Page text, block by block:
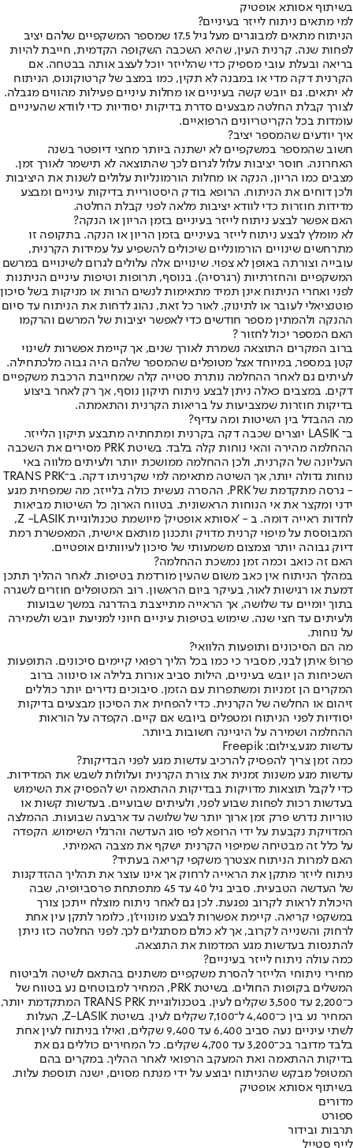
בשיתוף אסותא אופטיק
למי מתאים ניתוח לייזר בעיניים?
הניתוח מתאים למבוגרים מעל גיל 17.5 שמספר המשקפיים שלהם יציב
לפחות שנה. קרנית העין, שהיא השכבה השקופה הקדמית, חייבת להיות
בריאה ובעלת עובי מספיק כדי שהלייזר יוכל לעצב אותה בבטחה. אם
הקרנית דקה מדי או במבנה לא תקין, כמו במצב של קרטוקונוס, הניתוח
לא יתאים. גם יובש קשה בעיניים או מחלות עיניים פעילות מהווים מגבלה.
לצורך קבלת החלטה מבצעים סדרת בדיקות יסודיות כדי לוודא שהעיניים
עומדות בכל הקריטריונים הרפואיים.
איך יודעים שהמספר יציב?
חשוב שהמספר במשקפיים לא ישתנה ביותר מחצי דיופטר בשנה
האחרונה. חוסר יציבות עלול לגרום לכך שהתוצאה לא תישמר לאורך זמן.
מצבים כמו הריון, הנקה או מחלות הורמונליות עלולים לשנות את היציבות
ולכן דוחים את הניתוח. הרופא בודק היסטוריית בדיקות עיניים ומבצע
מדידות חוזרות כדי לוודא יציבות מלאה לפני קבלת החלטה.
האם אפשר לבצע ניתוח לייזר בעיניים בזמן הריון או הנקה?
לא מומלץ לבצע ניתוח לייזר בעיניים בזמן הריון או הנקה. בתקופה זו
מתרחשים שינויים הורמונליים שיכולים להשפיע על עמידות הקרנית,
עובייה וצורתה באופן לא צפוי. שינויים אלה עלולים לגרום לשינויים במרשם
המשקפיים והחזרתיות (רגרסיה). בנוסף, תרופות וטיפות עיניים הניתנות
לפני ואחרי הניתוח אינן תמיד מתאימות לנשים הרות או מניקות בשל סיכון
פוטנציאלי לעובר או לתינוק. לאור כל זאת, נהוג לדחות את הניתוח עד סיום
ההנקה ולהמתין מספר חודשים כדי לאפשר יציבות של המרשם והרקמו
האם המספר יכול לחזור ?
ברוב המקרים התוצאה נשמרת לאורך שנים, אך קיימת אפשרות לשינוי
קטן במספר, במיוחד אצל מטופלים שהמספר שלהם היה גבוה מלכתחילה.
לעיתים גם לאחר ההחלמה נותרת סטייה קלה שמחייבת הרכבת משקפיים
דקים. במצבים כאלה ניתן לבצע ניתוח תיקון נוסף, אך רק לאחר ביצוע
בדיקות חוזרות שמצביעות על בריאות הקרנית והתאמתה.
מה ההבדל בין השיטות ומה עדיף?
ב־ LASIK יוצרים שכבה דקה בקרנית ומתחתיה מתבצע תיקון הלייזר.
ההחלמה מהירה והאי נוחות קלה בלבד. בשיטת PRK מסירים את השכבה
העליונה של הקרנית, ולכן ההחלמה ממושכת יותר ולעיתים מלווה באי
נוחות גדולה יותר, אך השיטה מתאימה למי שקרניתו דקה. ב־TRANS PRK
- גרסה מתקדמת של PRK, ההסרה נעשית כולה בלייזר, מה שמפחית מגע
ידני ומקצר את אי הנוחות הראשונית. בטווח הארוך, כל השיטות מביאות
לחדות ראייה דומה. ב - 'אסותא אופטיק' מיושמת טכנולוגיית Z -LASIK,
המבוססת על מיפוי קרנית מדויק ותכנון מותאם אישית, המאפשרת רמת
דיוק גבוהה יותר וצמצום משמעותי של סיכון לעיוותים אופטיים.
האם זה כואב וכמה זמן נמשכת ההחלמה?
במהלך הניתוח אין כאב משום שהעין מורדמת בטיפות. לאחר ההליך תתכן
דמעת או רגישות לאור, בעיקר ביום הראשון. רוב המטופלים חוזרים לשגרה
בתוך יומיים עד שלושה, אך הראייה מתייצבת בהדרגה במשך שבועות
ולעיתים עד חצי שנה. שימוש בטיפות עיניים חיוני למניעת יובש ולשמירה
על נוחות.
מה הם הסיכונים ותופעות הלוואי?
פרופ' איתן לבני, מסביר כי כמו בכל הליך רפואי קיימים סיכונים. התופעות
השכיחות הן יובש בעיניים, הילות סביב אורות בלילה או סינוור. ברוב
המקרים הן זמניות ומשתפרות עם הזמן. סיבוכים נדירים יותר כוללים
זיהום או החלשה של הקרנית. כדי להפחית את הסיכון מבצעים בדיקות
יסודיות לפני הניתוח ומטפלים ביובש אם קיים. הקפדה על הוראות
ההחלמה ושמירה על היגיינה חשובות ביותר.
עדשות מגע,צילום: Freepik
כמה זמן צריך להפסיק להרכיב עדשות מגע לפני הבדיקות?
עדשות מגע משנות זמנית את צורת הקרנית ועלולות לשבש את המדידות.
כדי לקבל תוצאות מדויקות בבדיקות ההתאמה יש להפסיק את השימוש
בעדשות רכות לפחות שבוע לפני, ולעיתים שבועיים. בעדשות קשות או
טוריות נדרש פרק זמן ארוך יותר של שלושה עד ארבעה שבועות. ההמלצה
המדויקת נקבעת על ידי הרופא לפי סוג העדשה והרגלי השימוש. הקפדה
על כלל זה מבטיחה שמיפוי הקרנית ישקף את מצבה האמיתי.
האם למרות הניתוח אצטרך משקפי קריאה בעתיד?
ניתוח לייזר מתקן את הראייה לרחוק אך אינו עוצר את תהליך ההזדקנות
של העדשה הטבעית. סביב גיל 40 עד 45 מתפתחת פרסביופיה, שבה
היכולת לראות לקרוב נפגעת. לכן גם לאחר ניתוח מוצלח ייתכן צורך
במשקפי קריאה. קיימת אפשרות לבצע מונוויז'ן, כלומר לתקן עין אחת
לרחוק והשנייה לקרוב, אך לא כולם מסתגלים לכך. לפני החלטה כזו ניתן
להתנסות בעדשות מגע המדמות את התוצאה.
כמה עולה ניתוח לייזר בעיניים?
מחירי ניתוחי הלייזר להסרת משקפיים משתנים בהתאם לשיטה ולביטוח
המשלים בקופות החולים. בשיטת PRK, המחיר למבוטחים נע בטווח של
כ־2,200 עד 3,500 שקלים לעין. בטכנולוגיית TRANS PRK המתקדמת יותר,
המחיר נע בין כ־4,400 ל־7,100 שקלים לעין. בשיטת Z-LASIK, העלות
לשתי עיניים נעה סביב 6,400 עד 9,400 שקלים, ואילו בניתוח לעין אחת
בלבד מדובר בכ־3,200 עד 4,700 שקלים. כל המחירים כוללים גם את
בדיקות ההתאמה ואת המעקב הרפואי לאחר ההליך. במקרים בהם
המטופל מבקש שהניתוח יבוצע על ידי מנתח מסוים, ישנה תוספת עלות.
בשיתוף אסותא אופטיק
מדורים
ספורט
תרבות ובידור
לייף סטייל